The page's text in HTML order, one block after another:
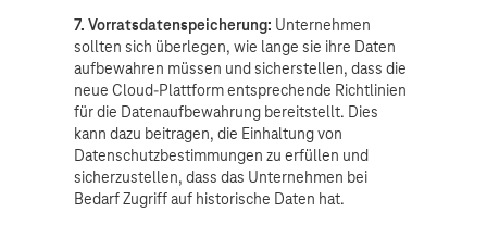
7. Vorratsdatenspeicherung: Unternehmen
sollten sich überlegen, wie lange sie ihre Daten
aufbewahren müssen und sicherstellen, dass die
neue Cloud-Plattform entsprechende Richtlinien
für die Datenaufbewahrung bereitstellt. Dies
kann dazu beitragen, die Einhaltung von
Datenschutzbestimmungen zu erfüllen und
sicherzustellen, dass das Unternehmen bei
Bedarf Zugriff auf historische Daten hat.